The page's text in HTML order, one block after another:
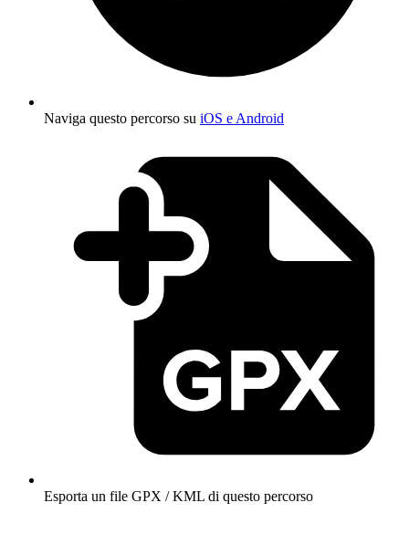
Naviga questo percorso su iOS e Android
Esporta un file GPX / KML di questo percorso